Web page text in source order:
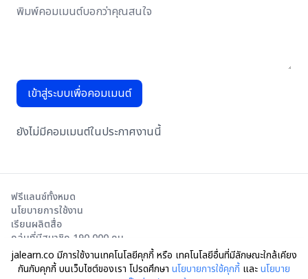
jalearn.co มีการใช้งานเทคโนโลยีคุกกี้ หรือ เทคโนโลยีอื่นที่มีลักษณะใกล้เคียง
กันกับคุกกี้ บนเว็บไซต์ของเรา โปรดศึกษา นโยบายการใช้คุกกี้ และนโยบาย
เข้าสู่ระบบเพื่อคอมเมนต์
ยังไม่มีคอมเมนต์ในประกาศงานนี้
ฟรีแลนซ์ทั้งหมด
นโยบายการใช้งาน
เรียนผลิตสื่อ
กลุ่มที่มีสมาชิก 190,000 คน